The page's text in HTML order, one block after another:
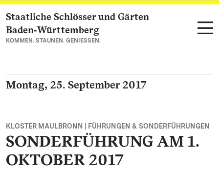
Zum Hauptinhalt springen
Staatliche Schlösser und Gärten
Baden‑Württemberg
KOMMEN. STAUNEN. GENIESSEN.
Montag, 25. September 2017
KLOSTER MAULBRONN | FÜHRUNGEN & SONDERFÜHRUNGEN
SONDERFÜHRUNG AM 1.
OKTOBER 2017